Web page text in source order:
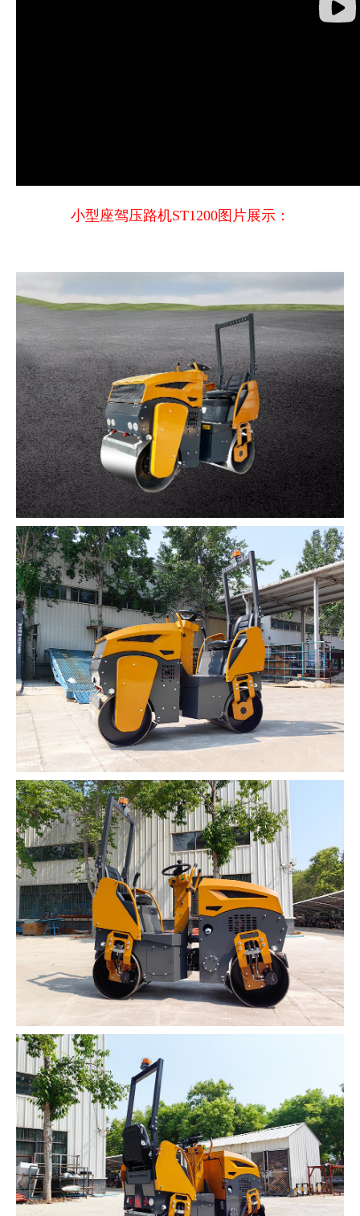
小型座驾压路机ST1200图片展示：